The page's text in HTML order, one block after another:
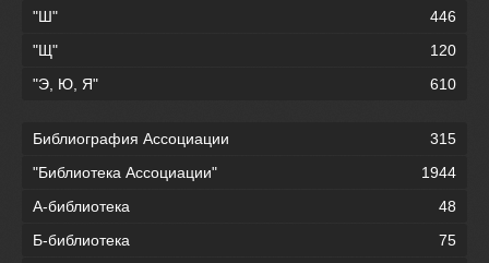
"Ш"
446
"Щ"
120
"Э, Ю, Я"
610
Библиография Ассоциации
315
"Библиотека Ассоциации"
1944
А-библиотека
48
Б-библиотека
75